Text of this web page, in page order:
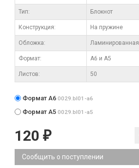
Тип: Блокнот
Конструкция: На пружине
Обложка: Ламинированная
Формат: А6 и А5
Листов: 50
Формат А6 0029.bl01-a6
Формат А5 0029.bl01-a5
120 ₽
Сообщить о поступлении